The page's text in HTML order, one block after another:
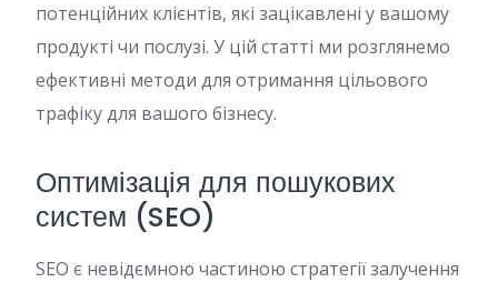
потенційних клієнтів, які зацікавлені у вашому
продукті чи послузі. У цій статті ми розглянемо
ефективні методи для отримання цільового
трафіку для вашого бізнесу.
Оптимізація для пошукових
систем (SEO)
SEO є невідємною частиною стратегії залучення